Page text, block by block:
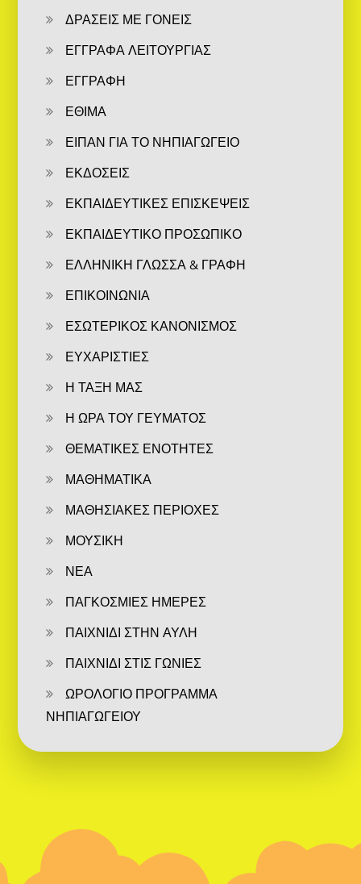
ΔΡΑΣΕΙΣ ΜΕ ΓΟΝΕΙΣ
ΕΓΓΡΑΦΑ ΛΕΙΤΟΥΡΓΙΑΣ
ΕΓΓΡΑΦΗ
ΕΘΙΜΑ
ΕΙΠΑΝ ΓΙΑ ΤΟ ΝΗΠΙΑΓΩΓΕΙΟ
ΕΚΔΟΣΕΙΣ
ΕΚΠΑΙΔΕΥΤΙΚΕΣ ΕΠΙΣΚΕΨΕΙΣ
ΕΚΠΑΙΔΕΥΤΙΚΟ ΠΡΟΣΩΠΙΚΟ
ΕΛΛΗΝΙΚΗ ΓΛΩΣΣΑ & ΓΡΑΦΗ
ΕΠΙΚΟΙΝΩΝΙΑ
ΕΣΩΤΕΡΙΚΟΣ ΚΑΝΟΝΙΣΜΟΣ
ΕΥΧΑΡΙΣΤΙΕΣ
Η ΤΑΞΗ ΜΑΣ
Η ΩΡΑ ΤΟΥ ΓΕΥΜΑΤΟΣ
ΘΕΜΑΤΙΚΕΣ ΕΝΟΤΗΤΕΣ
ΜΑΘΗΜΑΤΙΚΑ
ΜΑΘΗΣΙΑΚΕΣ ΠΕΡΙΟΧΕΣ
ΜΟΥΣΙΚΗ
ΝΕΑ
ΠΑΓΚΟΣΜΙΕΣ ΗΜΕΡΕΣ
ΠΑΙΧΝΙΔΙ ΣΤΗΝ ΑΥΛΗ
ΠΑΙΧΝΙΔΙ ΣΤΙΣ ΓΩΝΙΕΣ
ΩΡΟΛΟΓΙΟ ΠΡΟΓΡΑΜΜΑ
ΝΗΠΙΑΓΩΓΕΙΟΥ